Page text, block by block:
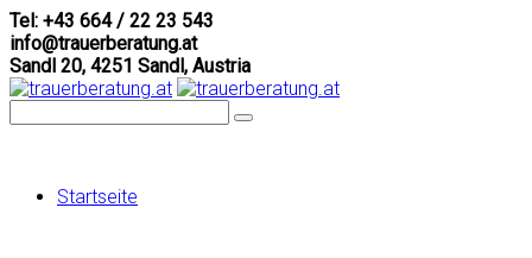
Tel: +43 664 / 22 23 543
info@trauerberatung.at
Sandl 20, 4251 Sandl, Austria
Startseite